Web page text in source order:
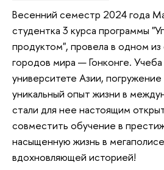
Весенний семестр 2024 года
студентка 3 курса программы
продуктом", провела в одном
городов мира — Гонконге.
университете Азии, погружение
уникальный опыт жизни в
стали для нее настоящим
совместить обучение в
насыщенную жизнь в
вдохновляющей историей!